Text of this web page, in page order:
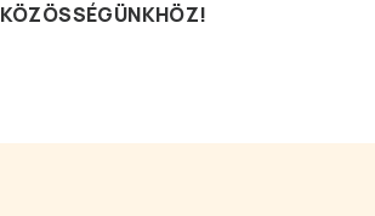
KÖZÖSSÉGÜNKHÖZ!